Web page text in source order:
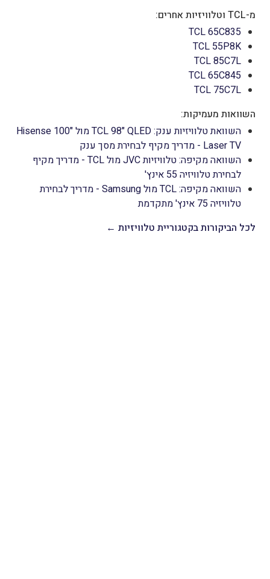
TCL 65C835
TCL 55P8K
TCL 85C7L
TCL 65C845
TCL 75C7L
השוואות מעמיקות:
השוואת טלוויזיות ענק: TCL 98" QLED מול Hisense 100"
Laser TV - מדריך מקיף לבחירת מסך ענק
השוואה מקיפה: טלוויזיות JVC מול TCL - מדריך מקיף
לבחירת טלוויזיה 55 אינץ'
השוואה מקיפה: TCL מול Samsung - מדריך לבחירת
טלוויזיה 75 אינץ' מתקדמת
לכל הביקורות בקטגוריית טלוויזיות ←